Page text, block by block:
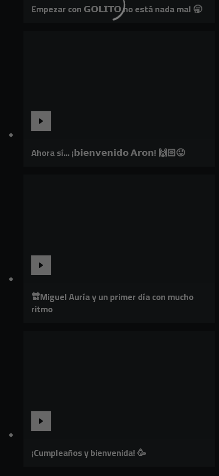
Empezar con 𝗚𝗢𝗟𝗜𝗧𝗢 no está nada mal 🥱
Ahora sí... ¡𝗯𝗶𝗲𝗻𝘃𝗲𝗻𝗶𝗱𝗼 𝗔𝗿𝗼𝗻! 🙌🏻😜
🔛Miguel Auría y un primer día con mucho
ritmo
¡Cumpleaños y bienvenida! 🥳